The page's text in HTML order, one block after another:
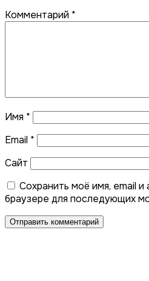
Комментарий *
Имя *
Email *
Сайт
Сохранить моё имя, email и
браузере для последующих